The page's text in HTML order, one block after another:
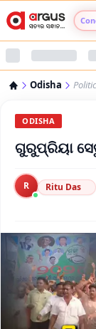
Odisha
ODISHA
ଗୁରୁପ୍ରିୟା
R Ritu Das